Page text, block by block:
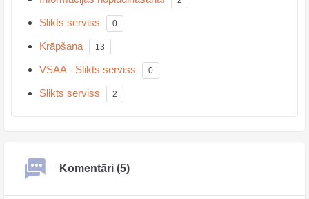
Slikts serviss 0
Krāpšana 13
VSAA - Slikts serviss 0
Slikts serviss 2
Komentāri (5)